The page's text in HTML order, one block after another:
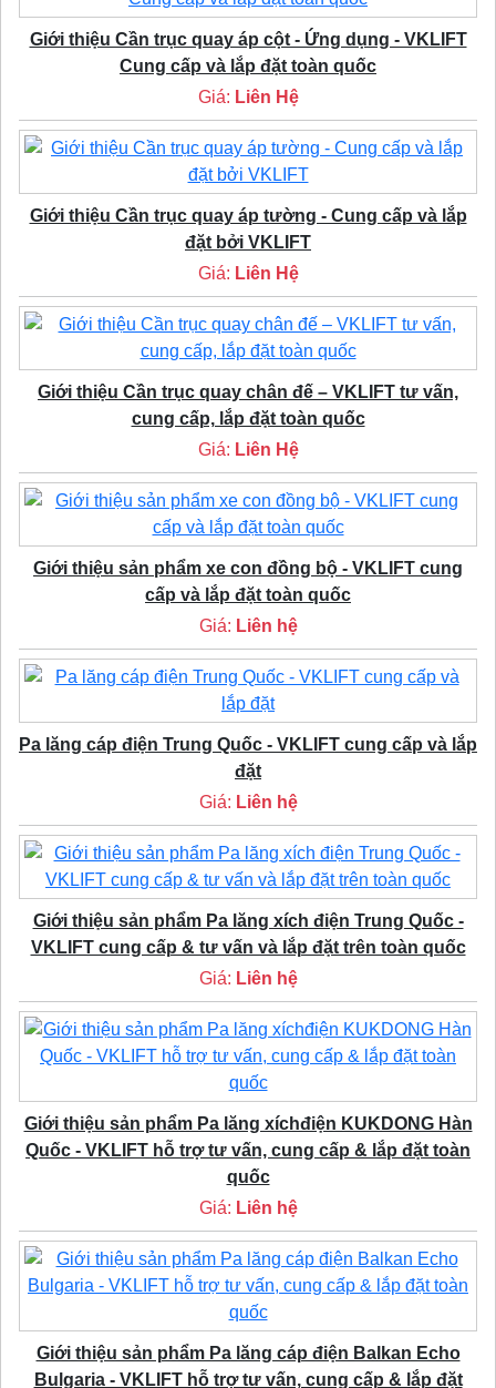
Giới thiệu Cần trục quay áp cột - Ứng dụng - VKLIFT
Cung cấp và lắp đặt toàn quốc
Giá: Liên Hệ
Giới thiệu Cần trục quay áp tường - Cung cấp và lắp
đặt bởi VKLIFT
Giá: Liên Hệ
Giới thiệu Cần trục quay chân đế – VKLIFT tư vấn,
cung cấp, lắp đặt toàn quốc
Giá: Liên Hệ
Giới thiệu sản phẩm xe con đồng bộ - VKLIFT cung
cấp và lắp đặt toàn quốc
Giá: Liên hệ
Pa lăng cáp điện Trung Quốc - VKLIFT cung cấp và lắp
đặt
Giá: Liên hệ
Giới thiệu sản phẩm Pa lăng xích điện Trung Quốc -
VKLIFT cung cấp & tư vấn và lắp đặt trên toàn quốc
Giá: Liên hệ
Giới thiệu sản phẩm Pa lăng xíchđiện KUKDONG Hàn
Quốc - VKLIFT hỗ trợ tư vấn, cung cấp & lắp đặt toàn
quốc
Giá: Liên hệ
Giới thiệu sản phẩm Pa lăng cáp điện Balkan Echo
Bulgaria - VKLIFT hỗ trợ tư vấn, cung cấp & lắp đặt